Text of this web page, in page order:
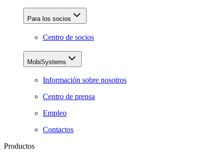
Para los socios
Centro de socios
MobiSystems
Información sobre nosotros
Centro de prensa
Empleo
Contactos
Productos